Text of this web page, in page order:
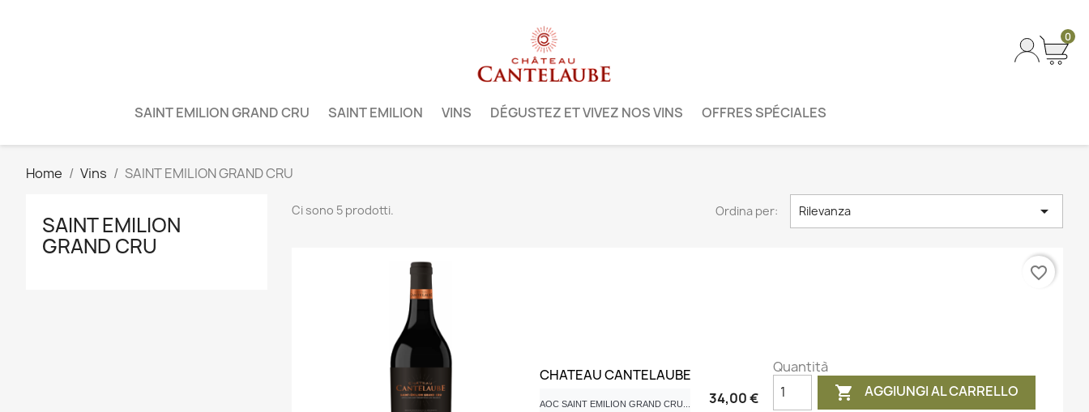
SAINT EMILION GRAND CRU SAINT EMILION VINS DÉGUSTEZ ET VIVEZ NOS VINS OFFRES SPÉCIALES
0
Home Vins SAINT EMILION GRAND CRU
SAINT EMILION
GRAND CRU
Ci sono 5 prodotti. Ordina per: Rilevanza 
CHATEAU CANTELAUBE
AOC SAINT EMILION GRAND CRU... 34,00 €
Quantità
 AGGIUNGI AL CARRELLO
favorite_border